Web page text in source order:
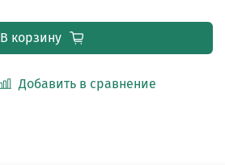
Добавить в сравнение
В корзину